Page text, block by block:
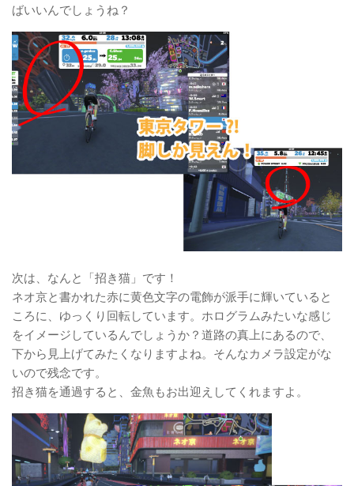
ばいいんでしょうね？
次は、なんと「招き猫」です！
ネオ京と書かれた赤に黄色文字の電飾が派手に輝いていると
ころに、ゆっくり回転しています。ホログラムみたいな感じ
をイメージしているんでしょうか？道路の真上にあるので、
下から見上げてみたくなりますよね。そんなカメラ設定がな
いので残念です。
招き猫を通過すると、金魚もお出迎えしてくれますよ。